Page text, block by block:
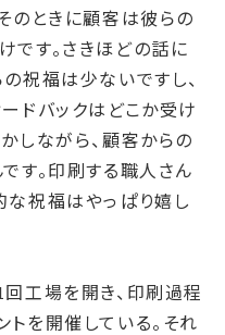
のときに顧客は彼らの
です。さきほどの話に
祝福は少ないですし、
ドバックはどこか受け
しながら、顧客からの
す。印刷する職人さん
な祝福はやっぱり嬉し
工場を開き、印刷過程
を開催している。それ